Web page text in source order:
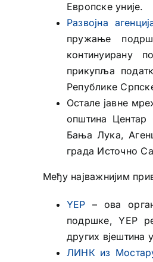
Европске уније.
Развојна
пружање
континуирану
прикупља
Републике
Остале јавне
општина Центар
Бања Лука,
града Источно
Међу најважнијим
YEP – ова
подршке, YEP
других вјештина
ЛИНК из